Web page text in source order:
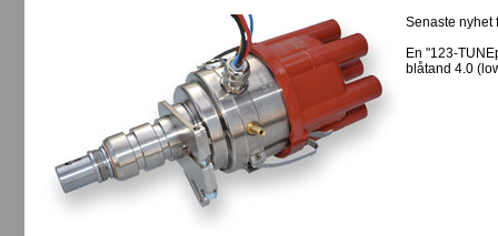
Senaste nyhet
En "123-
blåtand 4.0